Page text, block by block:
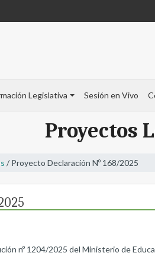
Legislativa Sesión en Vivo
Proyectos
/ Proyecto Declaración Nº 168/2025
nº 1204/2025 del Ministerio de